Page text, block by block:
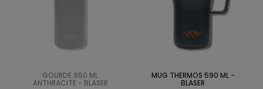
GOURDE 950 ML
ANTHRACITE - BLASER
MUG THERMOS 590 ML -
BLASER